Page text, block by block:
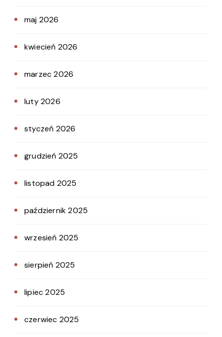
maj 2026
kwiecień 2026
marzec 2026
luty 2026
styczeń 2026
grudzień 2025
listopad 2025
październik 2025
wrzesień 2025
sierpień 2025
lipiec 2025
czerwiec 2025